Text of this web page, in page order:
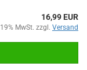
16,99 EUR
MwSt. zzgl. Versand